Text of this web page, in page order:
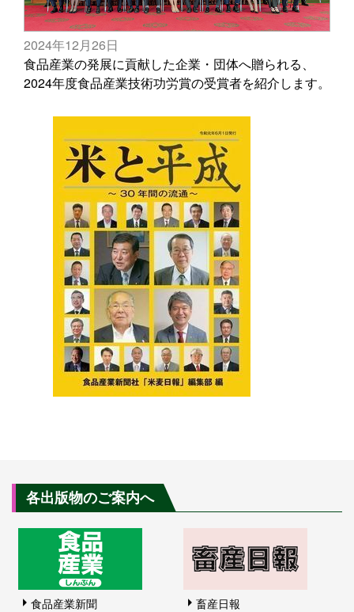
2024年12月26日
食品産業の発展に貢献した企業・団体へ贈られる、
2024年度食品産業技術功労賞の受賞者を紹介します。
各出版物のご案内へ
食品産業新聞 畜産日報